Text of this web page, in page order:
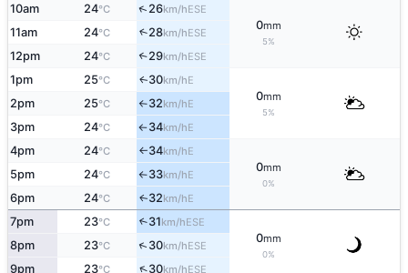
10am 24°C ↑26km/hESE
0mm
5%
11am 24°C ↑28km/hESE
12pm 24°C ↑29km/hESE
1pm 25°C ↑30km/hE
0mm
5%
2pm 25°C ↑32km/hE
3pm 24°C ↑34km/hE
4pm 24°C ↑34km/hE
0mm
0%
5pm 24°C ↑33km/hE
6pm 24°C ↑32km/hE
7pm 23°C ↑31km/hESE
0mm
0%
8pm 23°C ↑30km/hESE
9pm 23°C ↑30km/hESE